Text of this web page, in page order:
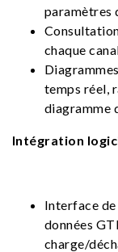
paramètres
chaque
temps réel,
diagramme
Intégration
Interface
données
charge/